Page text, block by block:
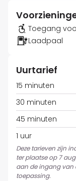
Toegang
Laadpaal
Uurtarief
15 minuten
30 minuten
45 minuten
1 uur
Deze tarieven zijn
ter plaatse op 7
aan de ingang van
toepassing.